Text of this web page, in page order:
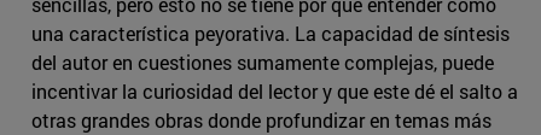
una característica peyorativa. La capacidad de síntesis
del autor en cuestiones sumamente complejas, puede
incentivar la curiosidad del lector y que este dé el salto a
otras grandes obras donde profundizar en temas más